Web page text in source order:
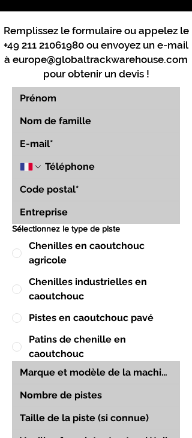
Remplissez le formulaire ou appelez le
+49 211 21061980 ou envoyez un e-mail
à europe@globaltrackwarehouse.com
pour obtenir un devis !
Sélectionnez le type de piste
Chenilles en caoutchouc
agricole
Chenilles industrielles en
caoutchouc
Pistes en caoutchouc pavé
Patins de chenille en
caoutchouc